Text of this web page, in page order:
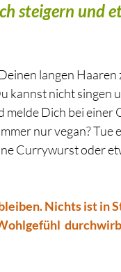
steigern und
langen
kannst nicht singen
Dich bei einer
nur vegan? Tue
Currywurst oder
Nichts ist in